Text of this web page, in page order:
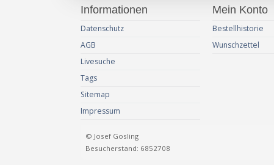
Informationen
Datenschutz
AGB
Livesuche
Tags
Sitemap
Impressum
Mein Konto
Bestellhistorie
Wunschzettel
© Josef Gosling
Besucherstand: 6852708